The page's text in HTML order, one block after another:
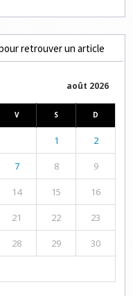
retrouver un article
août 2026
V S D
1 2
7 8 9
14 15 16
21 22 23
28 29 30